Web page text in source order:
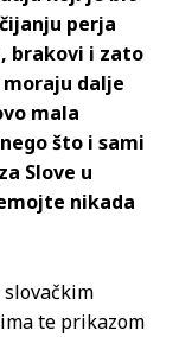
perja
brakovi i zato
dalje
mala
što i sami
Slove u
nikada
te prikazom